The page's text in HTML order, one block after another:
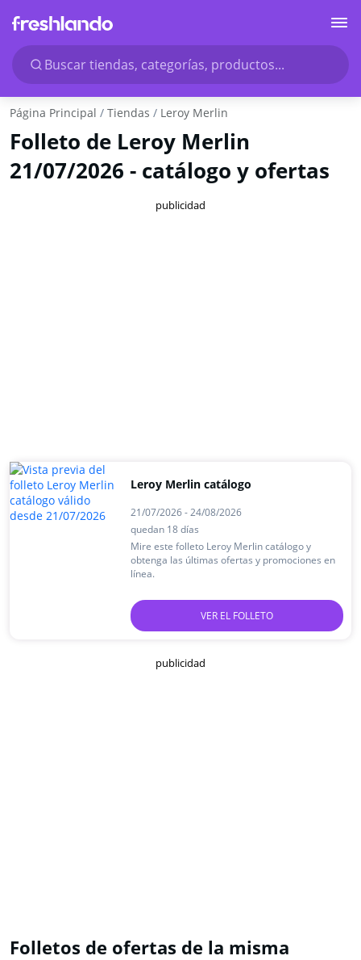
Buscar tiendas, categorías, productos...
Página Principal Tiendas Leroy Merlin
Folleto de Leroy Merlin
21/07/2026 - catálogo y ofertas
publicidad
Leroy Merlin catálogo
21/07/2026 - 24/08/2026
quedan 18 días
Mire este folleto Leroy Merlin catálogo y
obtenga las últimas ofertas y promociones en
línea.
VER EL FOLLETO
publicidad
Folletos de ofertas de la misma